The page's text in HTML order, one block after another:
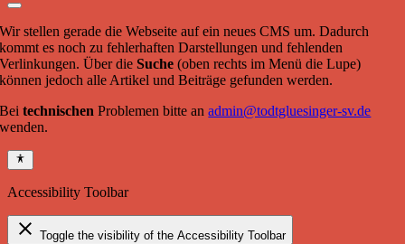
Wir stellen gerade die Webseite auf ein neues CMS um. Dadurch
kommt es noch zu fehlerhaften Darstellungen und fehlenden
Verlinkungen. Über dieSuche (oben rechts im Menü die Lupe)
können jedoch alle Artikel und Beiträge gefunden werden.
Beitechnischen Problemen bitte anadmin@todtgluesinger-sv.de
wenden.
Accessibility Toolbar
close Toggle the visibility of the Accessibility Toolbar